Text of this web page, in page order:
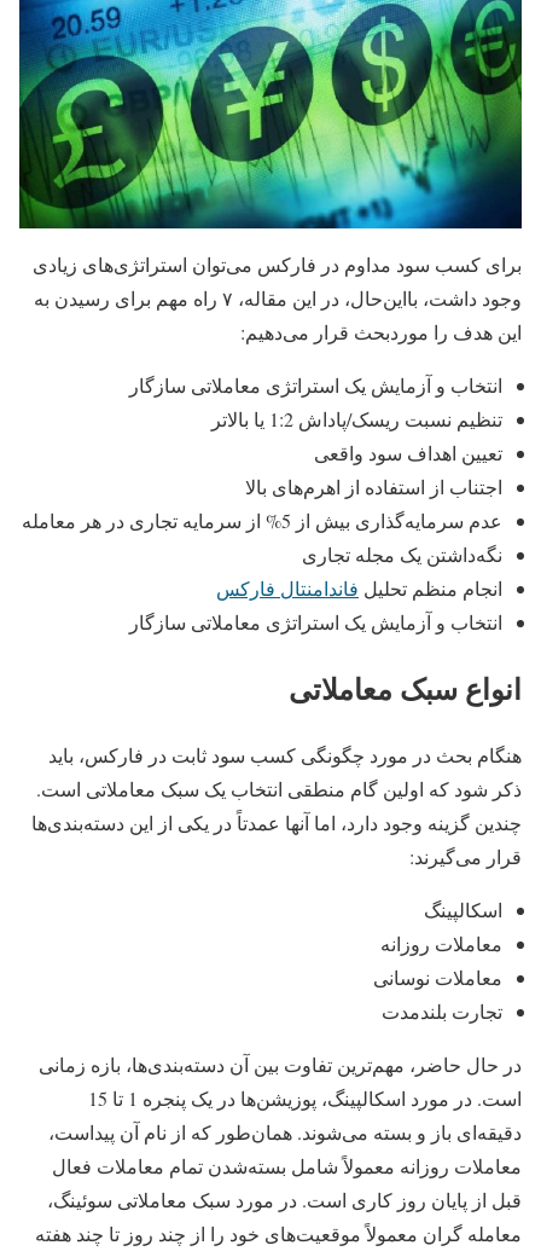
برای کسب سود مداوم در فارکس می‌توان استراتژی‌های زیادی
وجود داشت، بااین‌حال، در این مقاله، ۷ راه مهم برای رسیدن به
این هدف را موردبحث قرار می‌دهیم:
انتخاب و آزمایش یک استراتژی معاملاتی سازگار
تنظیم نسبت ریسک/پاداش 1:2 یا بالاتر
تعیین اهداف سود واقعی
اجتناب از استفاده از اهرم‌های بالا
عدم سرمایه‌گذاری بیش از 5% از سرمایه تجاری در هر معامله
نگه‌داشتن یک مجله تجاری
انجام منظم تحلیل فاندامنتال فارکس
انتخاب و آزمایش یک استراتژی معاملاتی سازگار
انواع سبک معاملاتی
هنگام بحث در مورد چگونگی کسب سود ثابت در فارکس، باید
ذکر شود که اولین گام منطقی انتخاب یک سبک معاملاتی است.
چندین گزینه وجود دارد، اما آنها عمدتاً در یکی از این دسته‌بندی‌ها
قرار می‌گیرند:
اسکالپینگ
معاملات روزانه
معاملات نوسانی
تجارت بلندمدت
در حال حاضر، مهم‌ترین تفاوت بین آن دسته‌بندی‌ها، بازه زمانی
است. در مورد اسکالپینگ، پوزیشن‌ها در یک پنجره 1 تا 15
دقیقه‌ای باز و بسته می‌شوند. همان‌طور که از نام آن پیداست،
معاملات روزانه معمولاً شامل بسته‌شدن تمام معاملات فعال
قبل از پایان روز کاری است. در مورد سبک معاملاتی سوئینگ،
معامله گران معمولاً موقعیت‌های خود را از چند روز تا چند هفته